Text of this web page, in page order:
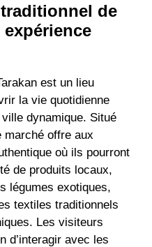
de
est un lieu
la vie quotidienne
dynamique. Situé
offre aux
où ils pourront
de produits locaux,
légumes exotiques,
textiles traditionnels
Les visiteurs
d’interagir avec les